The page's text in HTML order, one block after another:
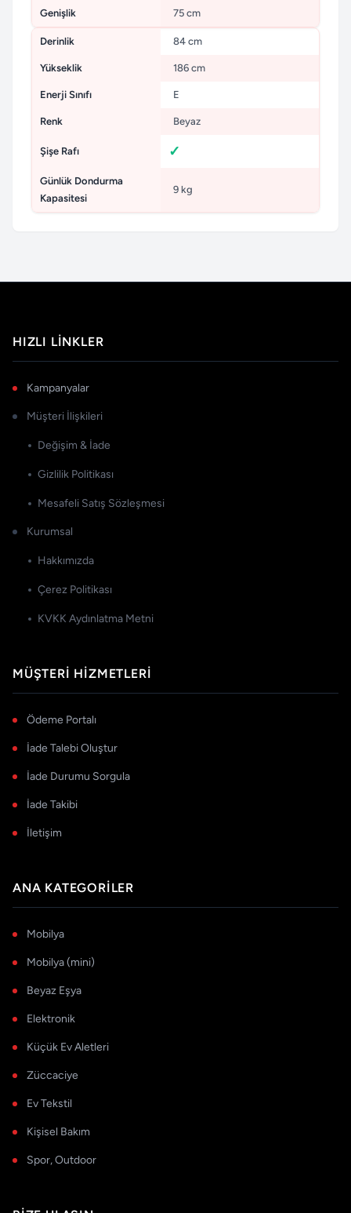
Genişlik 75 cm
Derinlik 84 cm
Yükseklik 186 cm
Enerji Sınıfı E
Renk Beyaz
Şişe Rafı
Günlük Dondurma
Kapasitesi
9 kg
HIZLI LINKLER
Kampanyalar
Müşteri İlişkileri
Değişim & İade
Gizlilik Politikası
Mesafeli Satış Sözleşmesi
Kurumsal
Hakkımızda
Çerez Politikası
KVKK Aydınlatma Metni
MÜŞTERI HIZMETLERI
Ödeme Portalı
İade Talebi Oluştur
İade Durumu Sorgula
İade Takibi
İletişim
ANA KATEGORILER
Mobilya
Mobilya (mini)
Beyaz Eşya
Elektronik
Küçük Ev Aletleri
Züccaciye
Ev Tekstil
Kişisel Bakım
Spor, Outdoor